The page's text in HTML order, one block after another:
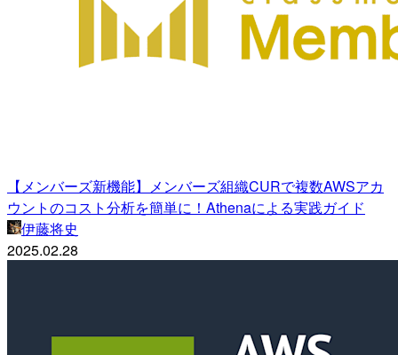
【メンバーズ新機能】メンバーズ組織CURで複数AWSアカ
ウントのコスト分析を簡単に！Athenaによる実践ガイド
伊藤将史
2025.02.28